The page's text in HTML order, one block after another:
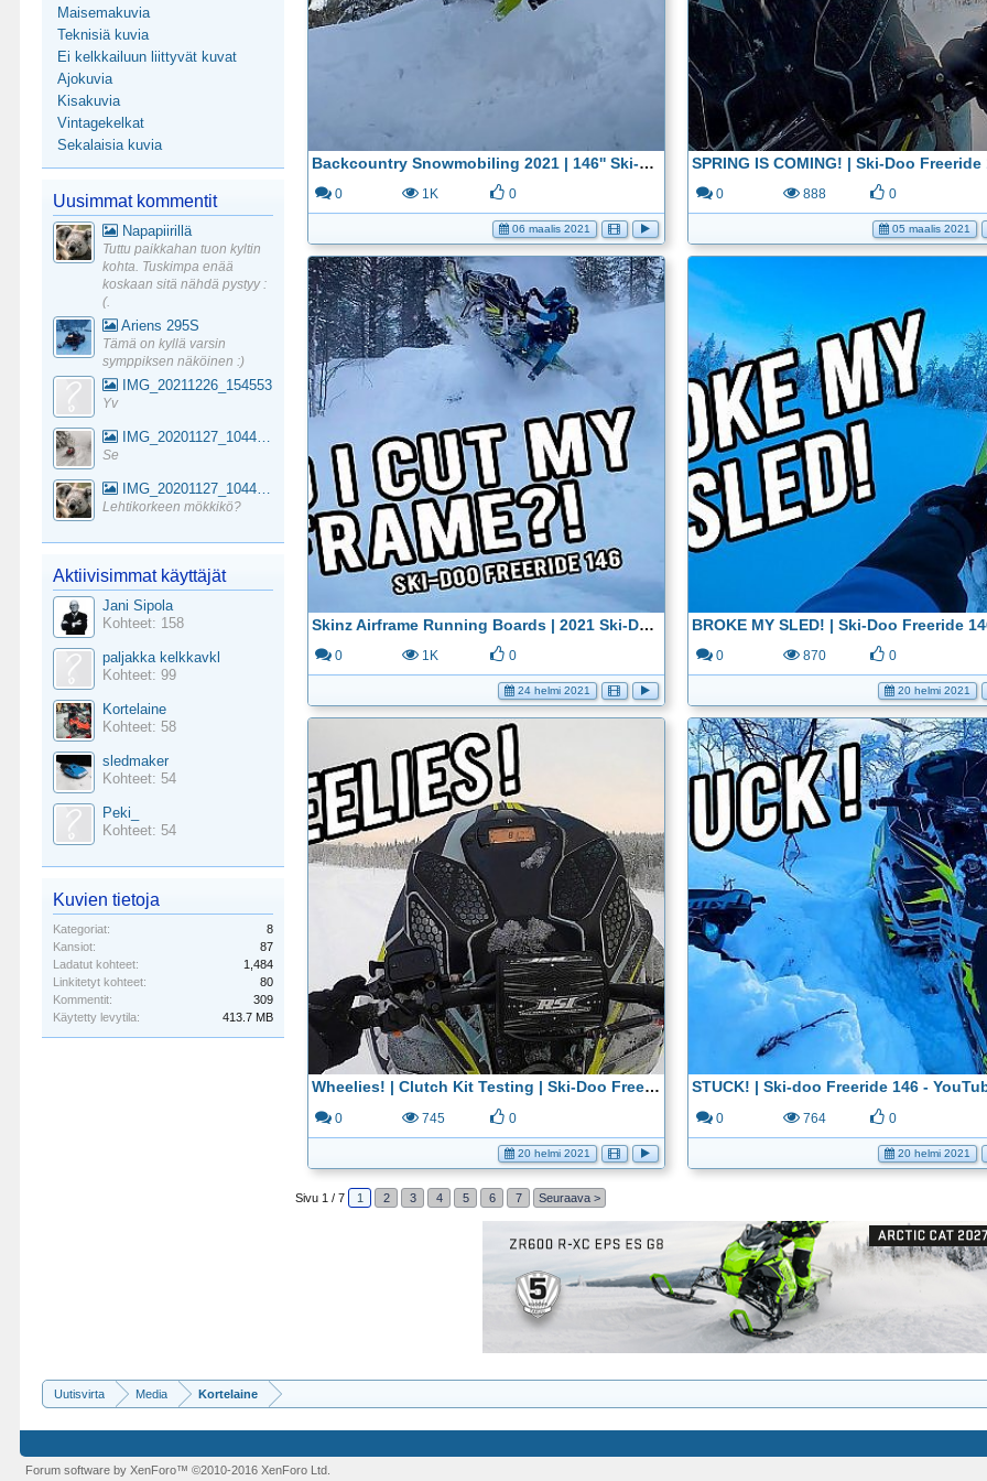
Backcountry Snowmobiling 2021 | 146'' Ski-Doo Freeride 850 - YouTube
0 1K 0
06 maalis 2021
0 888 0
05 maalis 2021
Skinz Airframe Running Boards | 2021 Ski-Doo Freeride 146 - YouTube
0 1K 0
24 helmi 2021
0 870 0
20 helmi 2021
Wheelies! | Clutch Kit Testing | Ski-Doo Freeride 146 - YouTube
0 745 0
20 helmi 2021
STUCK! | Ski-doo Freeride 146 -
0 764 0
20 helmi 2021
Sivu 1 / 7 1 2 3 4 5 6 7 Seuraava >
Maisemakuvia
Teknisiä kuvia
Ei kelkkailuun liittyvät kuvat
Ajokuvia
Kisakuvia
Vintagekelkat
Sekalaisia kuvia
Uusimmat kommentit
Napapiirillä
Tuttu paikkahan tuon kyltin
kohta. Tuskimpa enää
koskaan sitä nähdä pystyy :
(.
Ariens 295S
Tämä on kyllä varsin
symppiksen näköinen :)
IMG_20211226_154553
Yv
IMG_20201127_104441_1
Se
IMG_20201127_104441_1
Lehtikorkeen mökkikö?
Aktiivisimmat käyttäjät
Jani Sipola
Kohteet: 158
paljakka kelkkavkl
Kohteet: 99
Kortelaine
Kohteet: 58
sledmaker
Kohteet: 54
Peki_
Kohteet: 54
Kuvien tietoja
Kategoriat:
8
Kansiot:
87
Ladatut kohteet:
1,484
Linkitetyt kohteet:
80
Kommentit:
309
Käytetty levytila:
413.7 MB
Uutisvirta Media Kortelaine
Forum software by XenForo™©2010-2016 XenForo Ltd.